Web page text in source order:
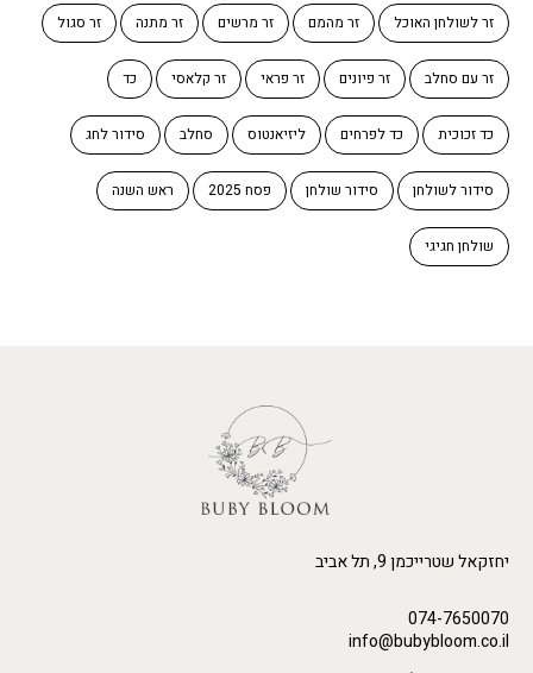
זר לשולחן האוכל זר מהמם זר מרשים זר מתנה זר סגול
זר עם סחלב זר פיונים זר פראי זר קלאסי כד
כד זכוכית כד לפרחים ליזיאנטוס סחלב סידור לחג
סידור לשולחן סידור שולחן פסח 2025 ראש השנה
שולחן חגיגי
יחזקאל שטרייכמן 9, תל אביב
074-7650070
info@bubybloom.co.il